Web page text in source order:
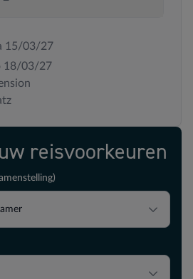
15/03/27
18/03/27
reisvoorkeuren